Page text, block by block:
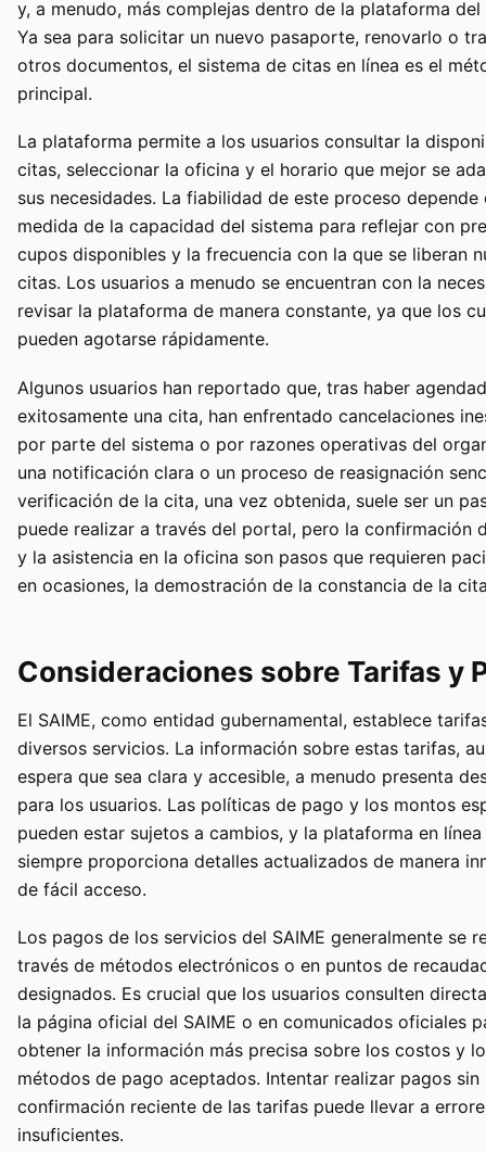
y, a menudo, más complejas dentro de la plataforma del
Ya sea para solicitar un nuevo pasaporte, renovarlo o
otros documentos, el sistema de citas en línea es el
principal.
La plataforma permite a los usuarios consultar la
citas, seleccionar la oficina y el horario que mejor se
sus necesidades. La fiabilidad de este proceso depende
medida de la capacidad del sistema para reflejar con
cupos disponibles y la frecuencia con la que se liberan
citas. Los usuarios a menudo se encuentran con la
revisar la plataforma de manera constante, ya que los
pueden agotarse rápidamente.
Algunos usuarios han reportado que, tras haber
exitosamente una cita, han enfrentado cancelaciones
por parte del sistema o por razones operativas del
una notificación clara o un proceso de reasignación
verificación de la cita, una vez obtenida, suele ser un
puede realizar a través del portal, pero la confirmación
y la asistencia en la oficina son pasos que requieren
en ocasiones, la demostración de la constancia de la
Consideraciones sobre Tarifas y
El SAIME, como entidad gubernamental, establece
diversos servicios. La información sobre estas tarifas,
espera que sea clara y accesible, a menudo presenta
para los usuarios. Las políticas de pago y los montos
pueden estar sujetos a cambios, y la plataforma en línea
siempre proporciona detalles actualizados de manera
de fácil acceso.
Los pagos de los servicios del SAIME generalmente se
través de métodos electrónicos o en puntos de
designados. Es crucial que los usuarios consulten
la página oficial del SAIME o en comunicados oficiales
obtener la información más precisa sobre los costos y
métodos de pago aceptados. Intentar realizar pagos sin
confirmación reciente de las tarifas puede llevar a
insuficientes.